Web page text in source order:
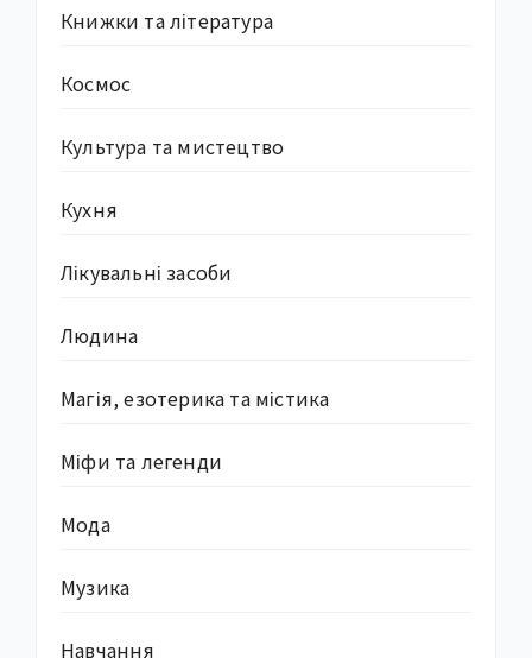
Книжки та література
Космос
Культура та мистецтво
Кухня
Лікувальні засоби
Людина
Магія, езотерика та містика
Міфи та легенди
Мода
Музика
Навчання